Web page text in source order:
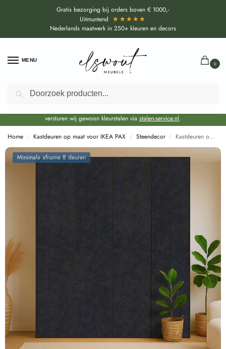
Gratis bezorging bij orders boven € 1000,-
Uitmuntend ★★★★★
Nederlands maatwerk in 250+ kleuren en decors
MENU
0
Door de bouwvakperiode geldt voor alle collecties momenteel een EXTRA
levertijd van circa 3-4 weken bovenop de reguliere levertijd.
versturen wij gewoon kleurstalen via stalen-service.nl.
Home / Kastdeuren op maat voor IKEA PAX / Steendecor / Kastdeuren op maat Ares zwart voor IKEA PAX (DecoLegno U129)
Minimale afname 8 deuren